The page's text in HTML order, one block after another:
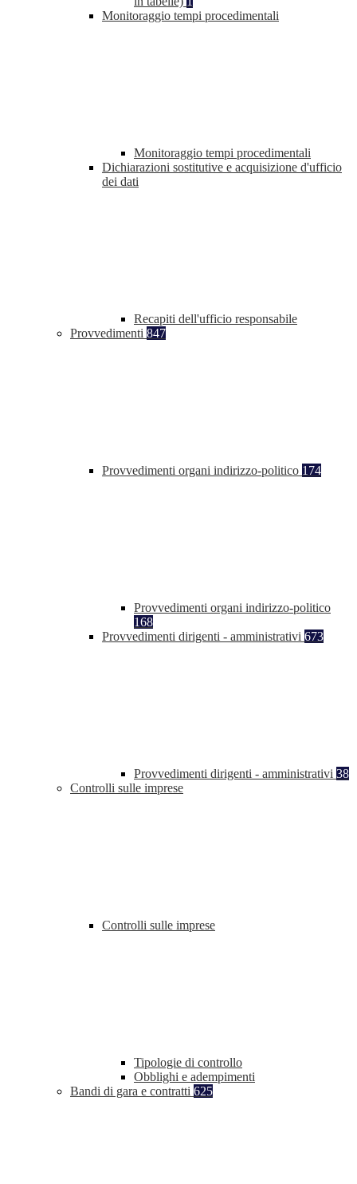
Monitoraggio tempi procedimentali
Monitoraggio tempi procedimentali
Dichiarazioni sostitutive e acquisizione d'ufficio
dei dati
Recapiti dell'ufficio responsabile
Provvedimenti 847
Provvedimenti organi indirizzo-politico 174
Provvedimenti organi indirizzo-politico
168
Provvedimenti dirigenti - amministrativi 673
Provvedimenti dirigenti - amministrativi 38
Controlli sulle imprese
Controlli sulle imprese
Tipologie di controllo
Obblighi e adempimenti
Bandi di gara e contratti 625